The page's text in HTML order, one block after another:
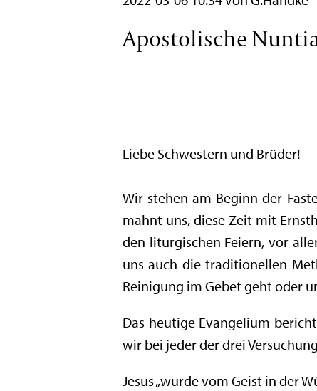
Apostolische
Liebe Schwestern und Brüder!
Wir stehen am Beginn der
mahnt uns, diese Zeit mit
den liturgischen Feiern, vor
uns auch die traditionellen
Reinigung im Gebet geht oder
Das heutige Evangelium
wir bei jeder der drei
Jesus „wurde vom Geist in der